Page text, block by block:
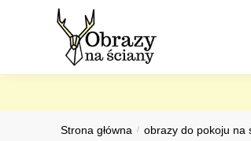
Strona główna / obrazy do pokoju na